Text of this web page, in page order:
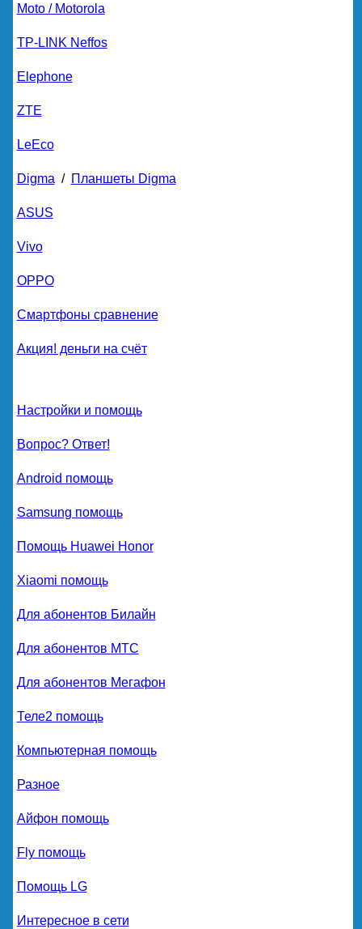
Moto / Motorola
TP-LINK Neffos
Elephone
ZTE
LeEco
Digma / Планшеты Digma
ASUS
Vivo
OPPO
Смартфоны сравнение
Акция! деньги на счёт
Настройки и помощь
Вопрос? Ответ!
Android помощь
Samsung помощь
Помощь Huawei Honor
Xiaomi помощь
Для абонентов Билайн
Для абонентов МТС
Для абонентов Мегафон
Теле2 помощь
Компьютерная помощь
Разное
Айфон помощь
Fly помощь
Помощь LG
Интересное в сети